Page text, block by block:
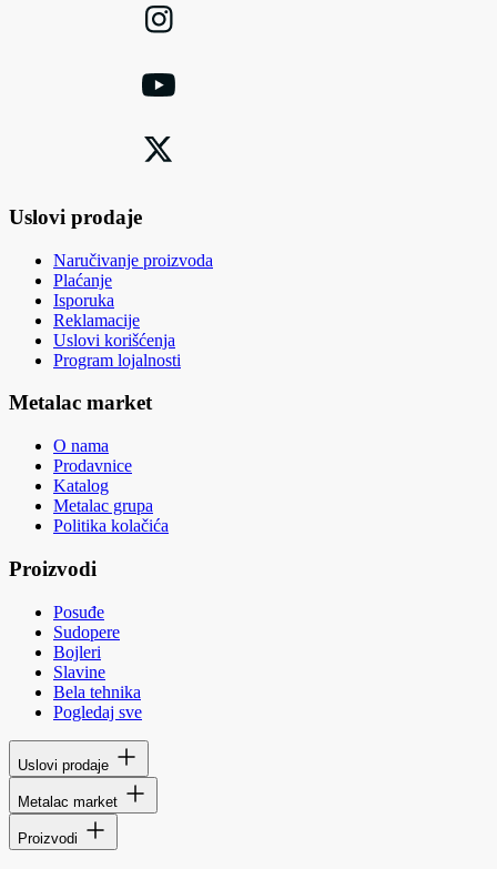
Uslovi prodaje
Naručivanje proizvoda
Plaćanje
Isporuka
Reklamacije
Uslovi korišćenja
Program lojalnosti
Metalac market
O nama
Prodavnice
Katalog
Metalac grupa
Politika kolačića
Proizvodi
Posuđe
Sudopere
Bojleri
Slavine
Bela tehnika
Pogledaj sve
Uslovi prodaje
Metalac market
Proizvodi